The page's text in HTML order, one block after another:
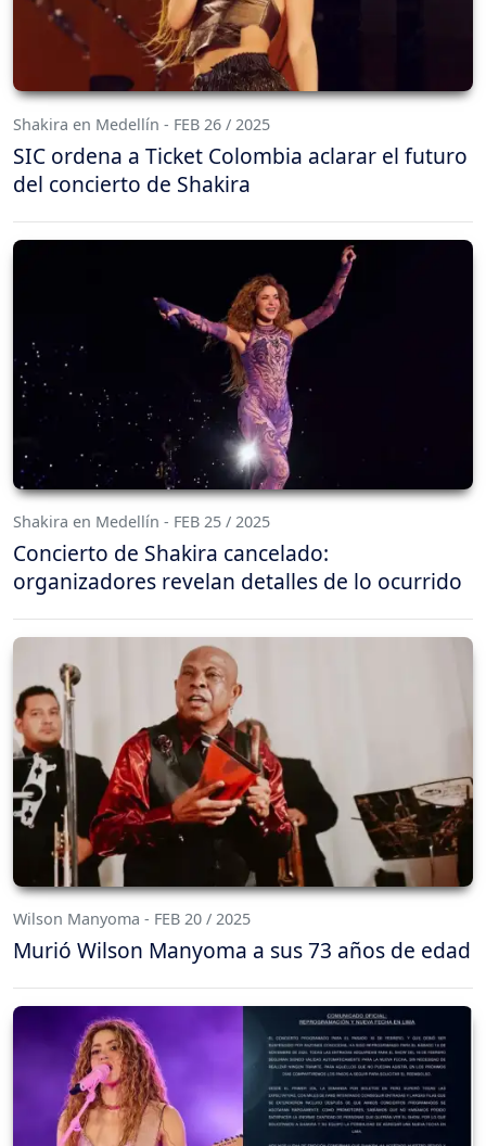
Shakira en Medellín - FEB 26 / 2025
SIC ordena a Ticket Colombia aclarar el futuro
del concierto de Shakira
Shakira en Medellín - FEB 25 / 2025
Concierto de Shakira cancelado:
organizadores revelan detalles de lo ocurrido
Wilson Manyoma - FEB 20 / 2025
Murió Wilson Manyoma a sus 73 años de edad